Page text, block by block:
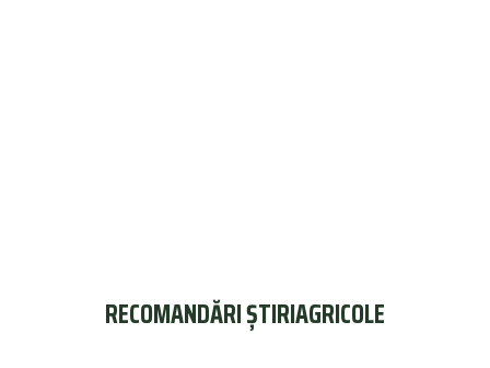
RECOMANDĂRI ȘTIRIAGRICOLE